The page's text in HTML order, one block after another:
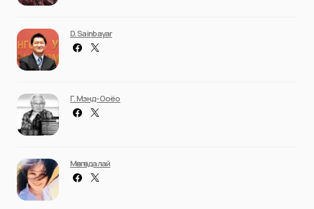
D. Sainbayar
Г. Мэнд-Ооёо
Мөнгөндалай